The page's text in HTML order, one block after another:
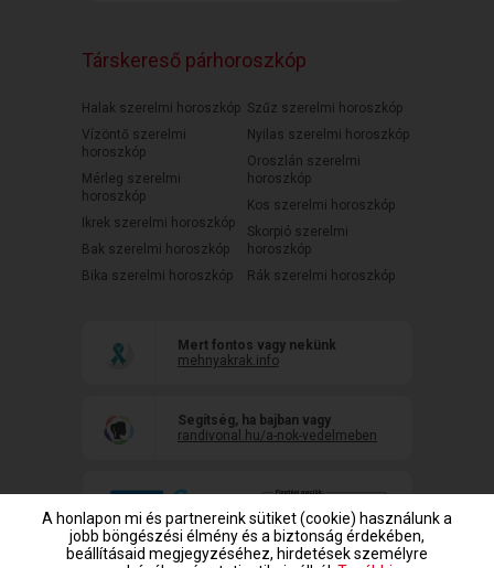
Társkereső párhoroszkóp
Halak szerelmi horoszkóp
Vízöntő szerelmi
horoszkóp
Mérleg szerelmi
horoszkóp
Ikrek szerelmi horoszkóp
Bak szerelmi horoszkóp
Bika szerelmi horoszkóp
Szűz szerelmi horoszkóp
Nyilas szerelmi horoszkóp
Oroszlán szerelmi
horoszkóp
Kos szerelmi horoszkóp
Skorpió szerelmi
horoszkóp
Rák szerelmi horoszkóp
Mert fontos vagy nekünk
mehnyakrak.info
Segítség, ha bajban vagy
randivonal.hu/a-nok-vedelmeben
A honlapon mi és partnereink sütiket (cookie) használunk a
jobb böngészési élmény és a biztonság érdekében,
beállításaid megjegyzéséhez, hirdetések személyre